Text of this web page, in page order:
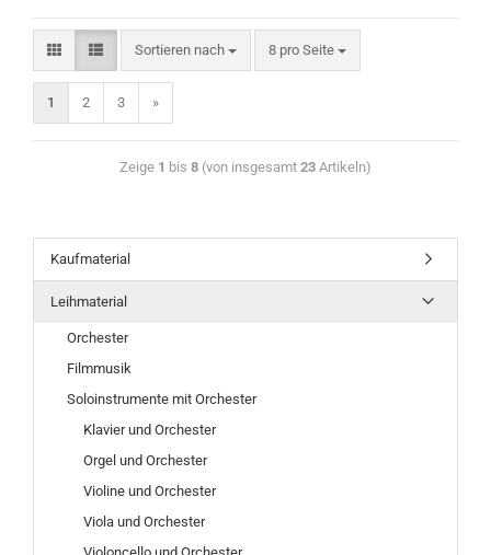
Sortieren nach 8 pro Seite
1 2 3 »
Zeige 1 bis 8 (von insgesamt 23 Artikeln)
Kaufmaterial
Leihmaterial
Orchester
Filmmusik
Soloinstrumente mit Orchester
Klavier und Orchester
Orgel und Orchester
Violine und Orchester
Viola und Orchester